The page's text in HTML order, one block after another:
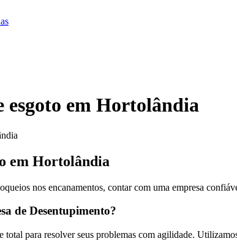
esgoto em Hortolândia
em Hortolândia
nos encanamentos, contar com uma empresa
de Desentupimento?
para resolver seus problemas com agilidade.